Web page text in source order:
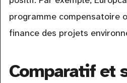
programme compensatoire
finance des projets
Comparatif et